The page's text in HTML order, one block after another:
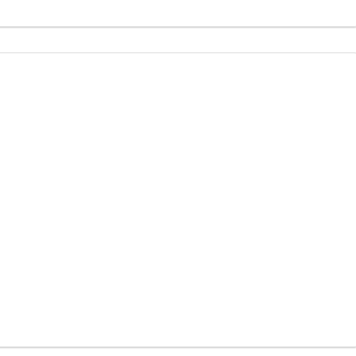
efficace, d'un chauffage électrique récent et de fenêtres en
immatriculé au RSAC de Mulhouse sous le numéro